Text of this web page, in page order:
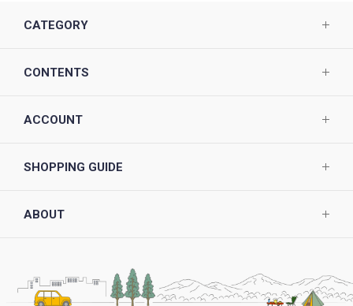
CATEGORY
CONTENTS
ACCOUNT
SHOPPING GUIDE
ABOUT